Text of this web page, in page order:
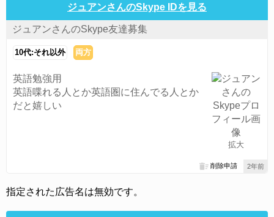
ジュアンさんのSkype IDを見る
ジュアンさんのSkype友達募集
10代:それ以外 両方
拡大
英語勉強用
英語喋れる人とか英語圏に住んでる人とか
だと嬉しい
2年前
削除申請
指定された広告名は無効です。